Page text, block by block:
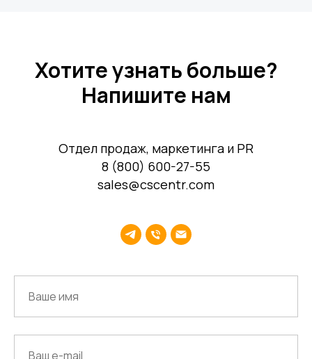
Хотите узнать больше?
Напишите нам
Отдел продаж, маркетинга и PR
8 (800) 600-27-55
sales@cscentr.com
Компания
Кейсы
Карьера сервисы